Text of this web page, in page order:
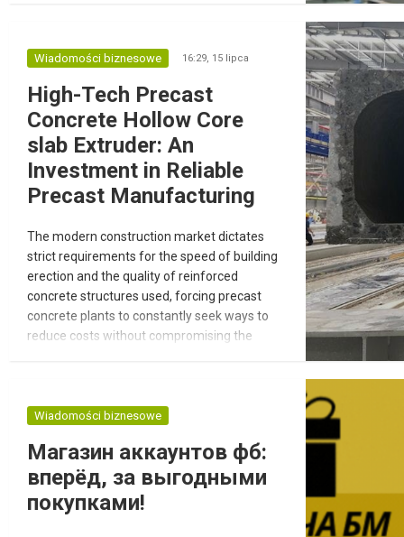
human error, and takes product quality to a
Wiadomości biznesowe 16:29, 15 lipca
High-Tech Precast
Concrete Hollow Core
slab Extruder: An
Investment in Reliable
Precast Manufacturing
The modern construction market dictates
strict requirements for the speed of building
erection and the quality of reinforced
concrete structures used, forcing precast
concrete plants to constantly seek ways to
reduce costs without compromising the
perfect geometry and the highest load-
Wiadomości biznesowe
Магазин аккаунтов фб:
вперёд, за выгодными
покупками!